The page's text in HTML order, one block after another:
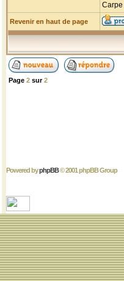
Revenir en haut de page
Page 2 sur2
Powered byphpBB© 2001 phpBB Group